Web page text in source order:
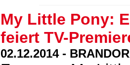
My Little Pony:
feiert TV-
02.12.2014 -